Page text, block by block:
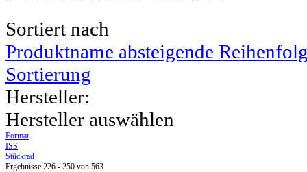
Sortiert nach
Produktname absteigende
Sortierung
Hersteller:
Hersteller auswählen
Format
ISS
Stückrad
Ergebnisse 226 - 250 von 563